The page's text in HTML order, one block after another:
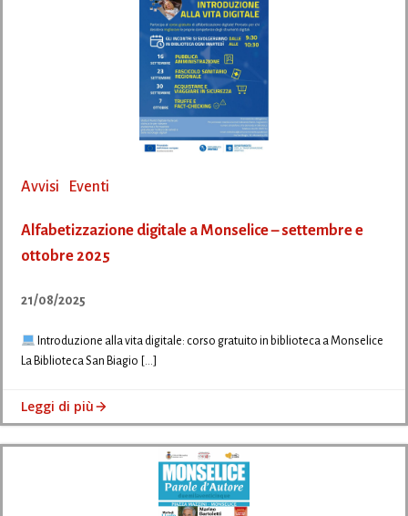
Avvisi Eventi
Alfabetizzazione digitale a Monselice – settembre e
ottobre 2025
21/08/2025
Introduzione alla vita digitale: corso gratuito in biblioteca a Monselice
La Biblioteca San Biagio […]
Leggi di più